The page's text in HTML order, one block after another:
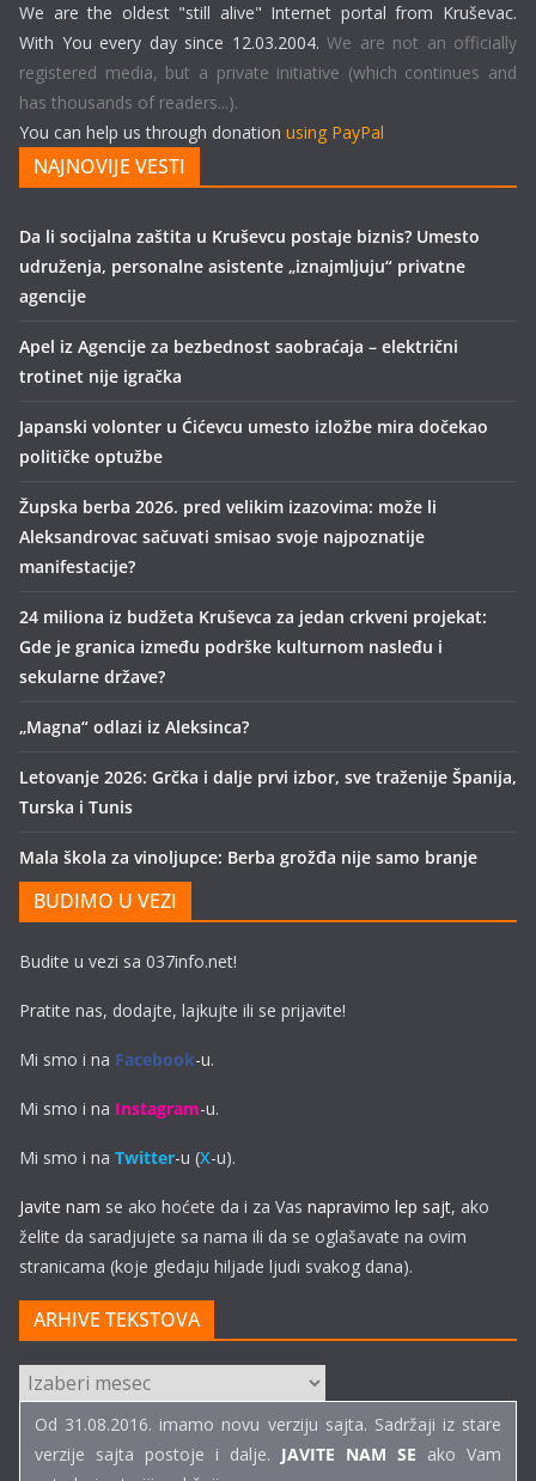
We are the oldest "still alive" Internet portal from Kruševac.
With You every day since 12.03.2004. We are not an officially
registered media, but a private initiative (which continues and
has thousands of readers...).
You can help us through donation using PayPal
NAJNOVIJE VESTI
Da li socijalna zaštita u Kruševcu postaje biznis? Umesto
udruženja, personalne asistente „iznajmljuju“ privatne
agencije
Apel iz Agencije za bezbednost saobraćaja – električni
trotinet nije igračka
Japanski volonter u Ćićevcu umesto izložbe mira dočekao
političke optužbe
Župska berba 2026. pred velikim izazovima: može li
Aleksandrovac sačuvati smisao svoje najpoznatije
manifestacije?
24 miliona iz budžeta Kruševca za jedan crkveni projekat:
Gde je granica između podrške kulturnom nasleđu i
sekularne države?
„Magna“ odlazi iz Aleksinca?
Letovanje 2026: Grčka i dalje prvi izbor, sve traženije Španija,
Turska i Tunis
Mala škola za vinoljupce: Berba grožđa nije samo branje
BUDIMO U VEZI
Budite u vezi sa 037info.net!
Pratite nas, dodajte, lajkujte ili se prijavite!
Mi smo i na Facebook-u.
Mi smo i na Instagram-u.
Mi smo i na Twitter-u (X-u).
Javite nam se ako hoćete da i za Vas napravimo lep sajt, ako
želite da saradjujete sa nama ili da se oglašavate na ovim
stranicama (koje gledaju hiljade ljudi svakog dana).
ARHIVE TEKSTOVA
ARHIVE
TEKSTOVA
Od 31.08.2016. imamo novu verziju sajta. Sadržaji iz stare
verzije sajta postoje i dalje. JAVITE NAM SE ako Vam